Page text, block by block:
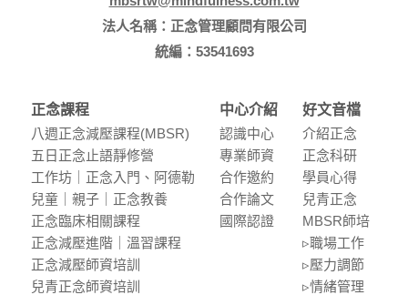
法人名稱：正念管理顧問有限公司
統編：53541693
正念課程
八週正念減壓課程(MBSR)
五⽇正念⽌語靜修營
⼯作坊｜正念入門、阿德勒
兒童｜親⼦｜正念教養
正念臨床相關課程
正念減壓進階｜溫習課程
正念減壓師資培訓
兒青正念師資培訓
中心介紹
認識中⼼
專業師資
合作邀約
合作論⽂
國際認證
好文音檔
介紹正念
正念科研
學員⼼得
兒青正念
MBSR師培
▹職場⼯作
▹壓⼒調節
▹情緒管理